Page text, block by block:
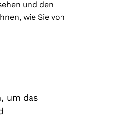
und den
wie Sie von
um das